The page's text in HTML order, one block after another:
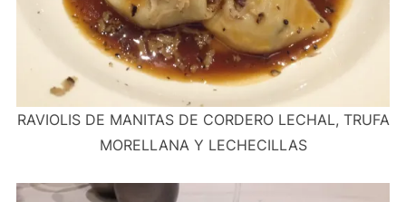
RAVIOLIS DE MANITAS DE CORDERO LECHAL, TRUFA
MORELLANA Y LECHECILLAS